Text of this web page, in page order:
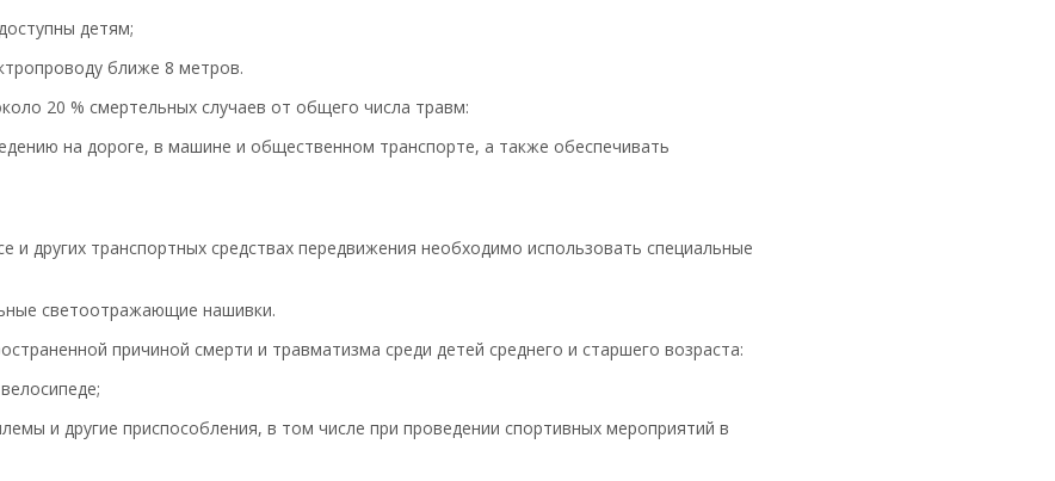
детям;
ближе 8 метров.
20 % смертельных случаев от общего числа травм:
на дороге, в машине и общественном транспорте, а также обеспечивать
и других транспортных средствах передвижения необходимо использовать специальные
светоотражающие нашивки.
причиной смерти и травматизма среди детей среднего и старшего возраста:
и другие приспособления, в том числе при проведении спортивных мероприятий в